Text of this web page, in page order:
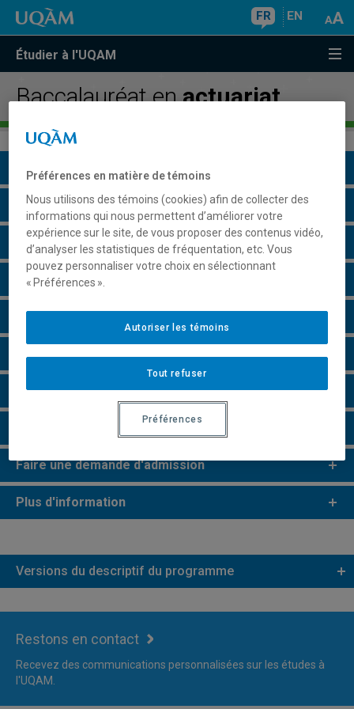
FR EN
Étudier à l'UQAM
Baccalauréat enactuariat
Présentation du programme
Conditions d'admission
Cours à suivre et horaires
Grille de cheminement
Particularités
Perspectives professionnelles
Études de 2 et 3 cycles
Remarques et règlements
Faire une demande d'admission
Plus d'information
Versions du descriptif du programme
Restons en contact
Recevez des communications personnalisées sur les études à
l'UQAM.
Préférences en matière de témoins
Nous utilisons des témoins (cookies) afin de collecter des
informations qui nous permettent d’améliorer votre
expérience sur le site, de vous proposer des contenus vidéo,
d’analyser les statistiques de fréquentation, etc. Vous
pouvez personnaliser votre choix en sélectionnant
« Préférences ».
Tout refuser
Autoriser les témoins
Préférences